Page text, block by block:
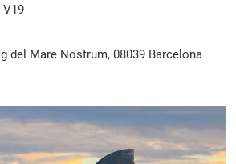
V19
del Mare Nostrum, 08039 Barcelona